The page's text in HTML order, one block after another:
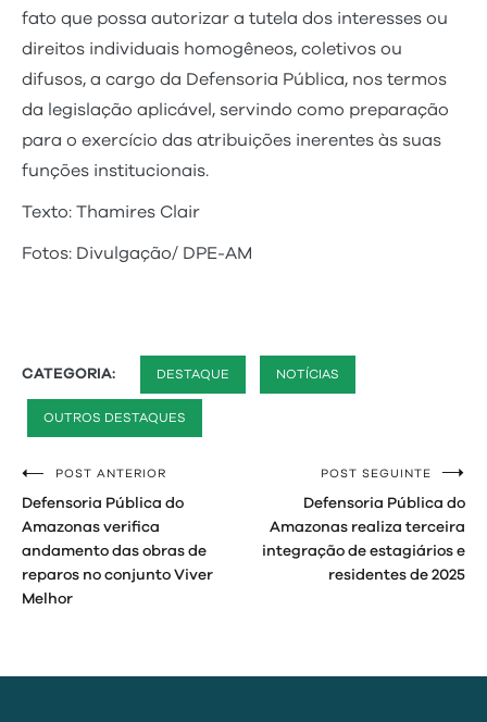
fato que possa autorizar a tutela dos interesses ou
direitos individuais homogêneos, coletivos ou
difusos, a cargo da Defensoria Pública, nos termos
da legislação aplicável, servindo como preparação
para o exercício das atribuições inerentes às suas
funções institucionais.
Texto: Thamires Clair
Fotos: Divulgação/ DPE-AM
CATEGORIA: DESTAQUE NOTÍCIAS
OUTROS DESTAQUES
Navegação
de
Post
POST ANTERIOR
Defensoria Pública do
Amazonas verifica
andamento das obras de
reparos no conjunto Viver
Melhor
POST SEGUINTE
Defensoria Pública do
Amazonas realiza terceira
integração de estagiários e
residentes de 2025